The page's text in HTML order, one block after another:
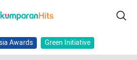
Awards Green Initiative